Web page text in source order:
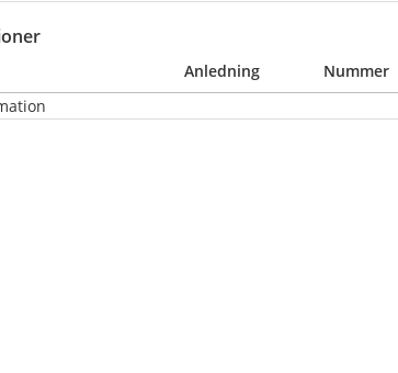
Anledning
Nummer